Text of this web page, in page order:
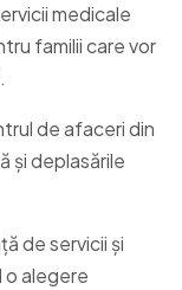
medicale
familii care vor
de afaceri din
și deplasările
de servicii și
alegere